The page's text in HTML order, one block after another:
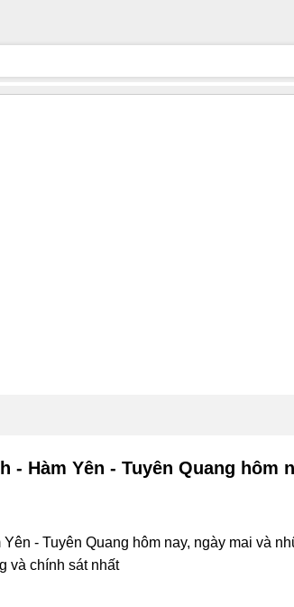
- Hàm Yên - Tuyên Quang
Yên - Tuyên Quang hôm nay, ngày mai và
và chính sát nhất